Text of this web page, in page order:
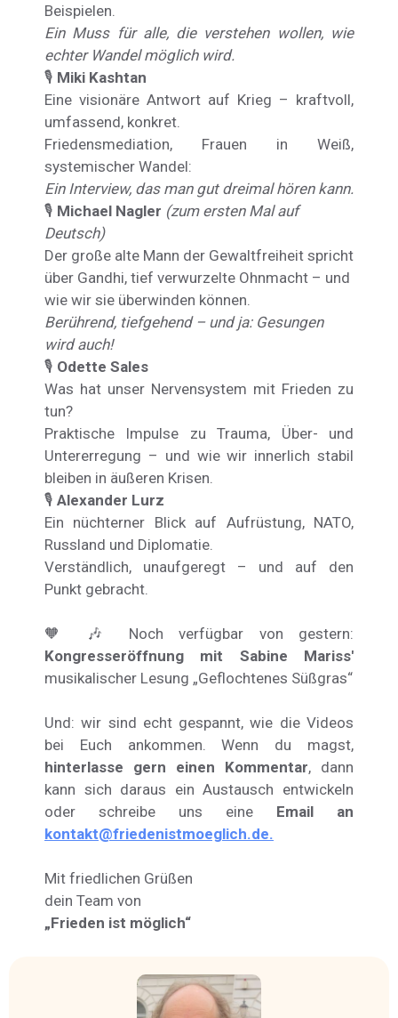
Beispielen.
Ein Muss für alle, die verstehen wollen, wie
echter Wandel möglich wird.
🎙️ Miki Kashtan
Eine visionäre Antwort auf Krieg – kraftvoll,
umfassend, konkret.
Friedensmediation, Frauen in Weiß,
systemischer Wandel:
Ein Interview, das man gut dreimal hören kann.
🎙️ Michael Nagler (zum ersten Mal auf
Deutsch)
Der große alte Mann der Gewaltfreiheit spricht
über Gandhi, tief verwurzelte Ohnmacht – und
wie wir sie überwinden können.
Berührend, tiefgehend – und ja: Gesungen
wird auch!
🎙️ Odette Sales
Was hat unser Nervensystem mit Frieden zu
tun?
Praktische Impulse zu Trauma, Über- und
Untererregung – und wie wir innerlich stabil
bleiben in äußeren Krisen.
🎙️ Alexander Lurz
Ein nüchterner Blick auf Aufrüstung, NATO,
Russland und Diplomatie.
Verständlich, unaufgeregt – und auf den
Punkt gebracht.
🧡 🎶 Noch verfügbar von gestern:
Kongresseröffnung mit Sabine Mariss'
musikalischer Lesung „Geflochtenes Süßgras“
Und: wir sind echt gespannt, wie die Videos
bei Euch ankommen. Wenn du magst,
hinterlasse gern einen Kommentar, dann
kann sich daraus ein Austausch entwickeln
oder schreibe uns eine Email an
kontakt@friedenistmoeglich.de.
Mit friedlichen Grüßen
dein Team von
„Frieden ist möglich“